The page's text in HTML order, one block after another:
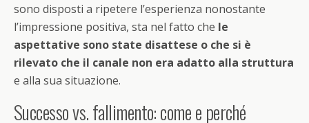
sono disposti a ripetere l’esperienza nonostante
l’impressione positiva, sta nel fatto che le
aspettative sono state disattese o che si è
rilevato che il canale non era adatto alla struttura
e alla sua situazione.
Successo vs. fallimento: come e perché